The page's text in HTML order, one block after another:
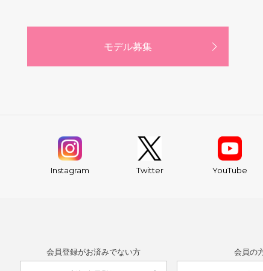
モデル募集
Instagram Twitter YouTube
会員登録がお済みでない方 会員の